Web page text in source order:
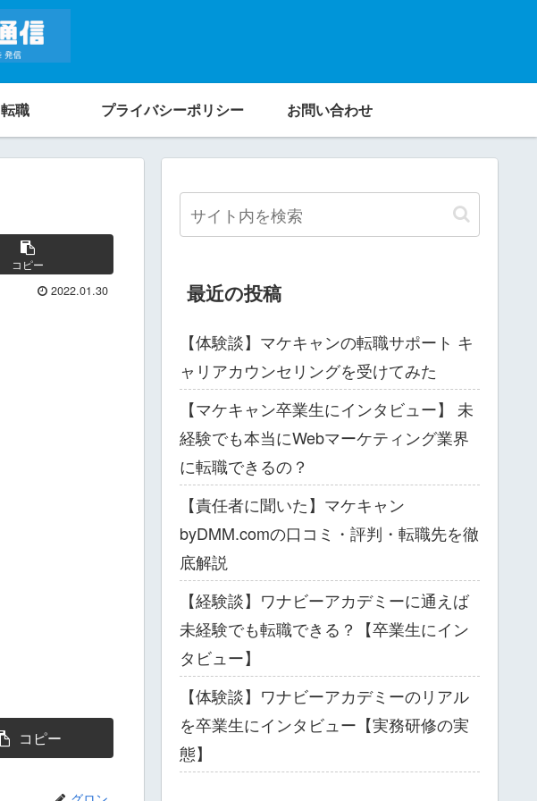
転職 プライバシーポリシー お問い合わせ
コピー
2022.01.30
コピー
最近の投稿
【体験談】マケキャンの転職サポート キ
ャリアカウンセリングを受けてみた
【マケキャン卒業生にインタビュー】 未
経験でも本当にWebマーケティング業界
に転職できるの？
【責任者に聞いた】マケキャン
byDMM.comの口コミ・評判・転職先を徹
底解説
【経験談】ワナビーアカデミーに通えば
未経験でも転職できる？【卒業生にイン
タビュー】
【体験談】ワナビーアカデミーのリアル
を卒業生にインタビュー【実務研修の実
態】